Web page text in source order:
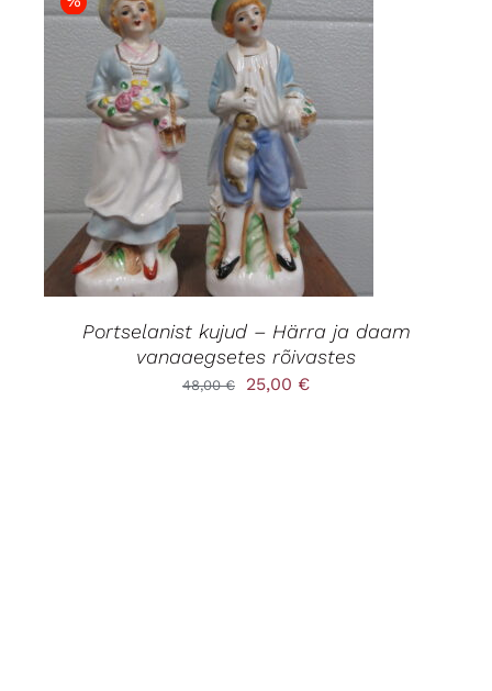
LISA KORVI
/
DETAILS
Portselanist kujud – Härra ja daam
vanaaegsetes rõivastes
48,00€
Algne
25,00 €Praegune